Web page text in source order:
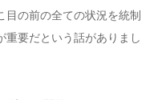
の前の全ての状況を統制
重要だという話がありまし